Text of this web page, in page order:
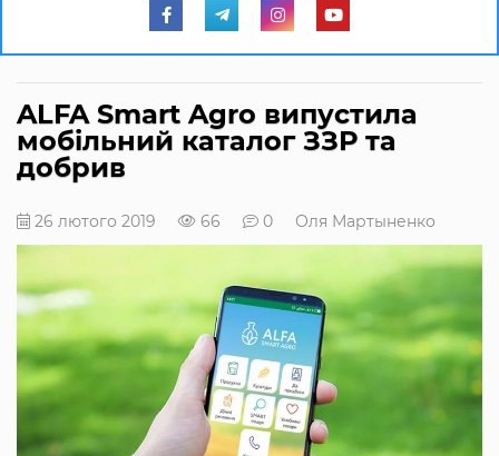
ALFA Smart Agro випустила
мобільний каталог ЗЗР та
добрив
26 лютого 2019 66 0 Оля Мартыненко